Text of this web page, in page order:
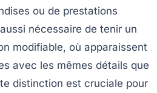
ou de prestations
nécessaire de tenir un
modifiable, où apparaissent
avec les mêmes détails que
distinction est cruciale pour